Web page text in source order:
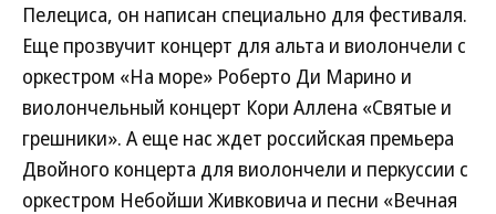
Пелециса, он написан специально для фестиваля.
Еще прозвучит концерт для альта и виолончели с
оркестром «На море» Роберто Ди Марино и
виолончельный концерт Кори Аллена «Святые и
грешники». А еще нас ждет российская премьера
Двойного концерта для виолончели и перкуссии с
оркестром Небойши Живковича и песни «Вечная